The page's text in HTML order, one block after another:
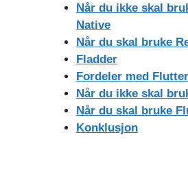
Når du ikke skal
Native
Når du skal bruke
Fladder
Fordeler med Flutter
Når du ikke skal
Når du skal bruke
Konklusjon